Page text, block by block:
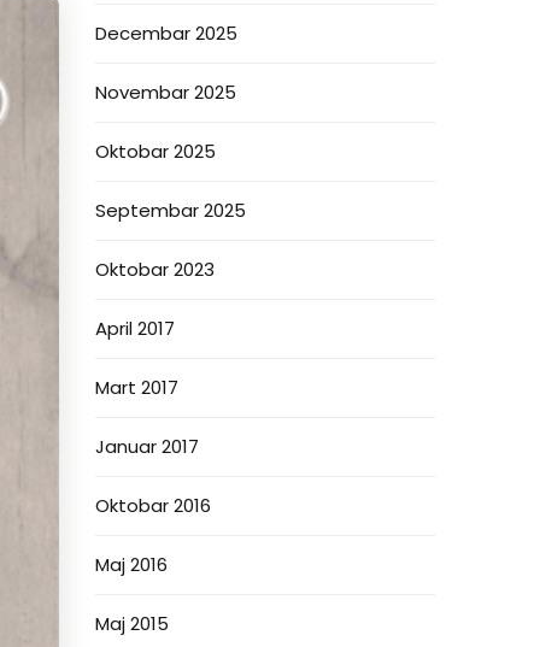
Decembar 2025
Novembar 2025
Oktobar 2025
Septembar 2025
Oktobar 2023
April 2017
Mart 2017
Januar 2017
Oktobar 2016
Maj 2016
Maj 2015